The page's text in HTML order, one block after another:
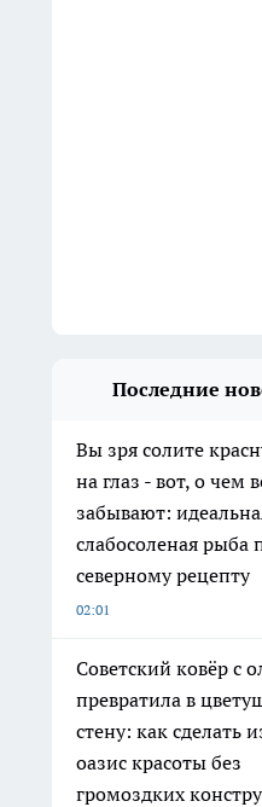
Последние
Вы зря солите
на глаз - вот, о чем
забывают:
слабосоленая рыба
северному рецепту
02:01
Советский ковёр с
превратила в
стену: как сделать
оазис красоты без
громоздких